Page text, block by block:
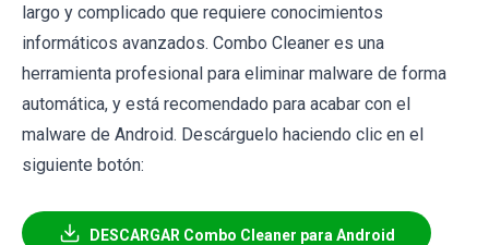
largo y complicado que requiere conocimientos
informáticos avanzados. Combo Cleaner es una
herramienta profesional para eliminar malware de forma
automática, y está recomendado para acabar con el
malware de Android. Descárguelo haciendo clic en el
siguiente botón:
DESCARGAR Combo Cleaner para Android